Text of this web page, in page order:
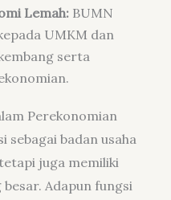
Lemah: BUMN
UMKM dan
serta
Perekonomian
sebagai badan usaha
juga memiliki
Adapun fungsi